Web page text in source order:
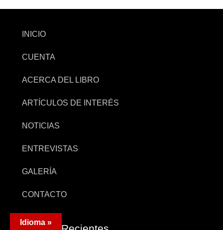
INICIO
CUENTA
ACERCA DEL LIBRO
ARTÍCULOS DE INTERÉS
NOTICIAS
ENTREVISTAS
GALERÍA
CONTACTO
Idioma »